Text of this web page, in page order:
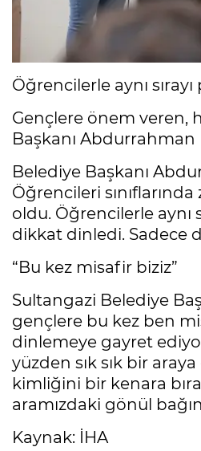
Öğrencilerle aynı
Gençlere önem veren,
Başkanı
Belediye Başkanı
Öğrencileri
oldu. Öğrencilerle aynı
dikkat dinledi. Sadece
“Bu kez misafir biziz”
Sultangazi Belediye
gençlere bu kez ben
dinlemeye gayret
yüzden sık sık bir
kimliğini bir kenara
aramızdaki gönül
Kaynak: İHA